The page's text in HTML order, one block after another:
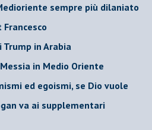
sempre più dilaniato
in Arabia
in Medio Oriente
ed egoismi, se Dio vuole
va ai supplementari